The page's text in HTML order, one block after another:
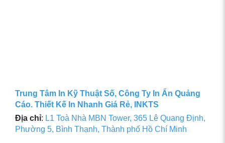
Trung Tâm In Kỹ Thuật Số, Công Ty In Ấn Quảng
Cáo. Thiết Kế In Nhanh Giá Rẻ, INKTS
Địa chỉ: L1 Toà Nhà MBN Tower, 365 Lê Quang Định,
Phường 5, Bình Thạnh, Thành phố Hồ Chí Minh